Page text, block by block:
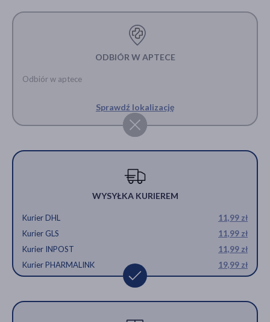
ODBIÓR W APTECE
Odbiór w aptece
Sprawdź lokalizację
WYSYŁKA KURIEREM
Kurier DHL
11,99 zł
Kurier GLS
11,99 zł
Kurier INPOST
11,99 zł
Kurier PHARMALINK
19,99 zł